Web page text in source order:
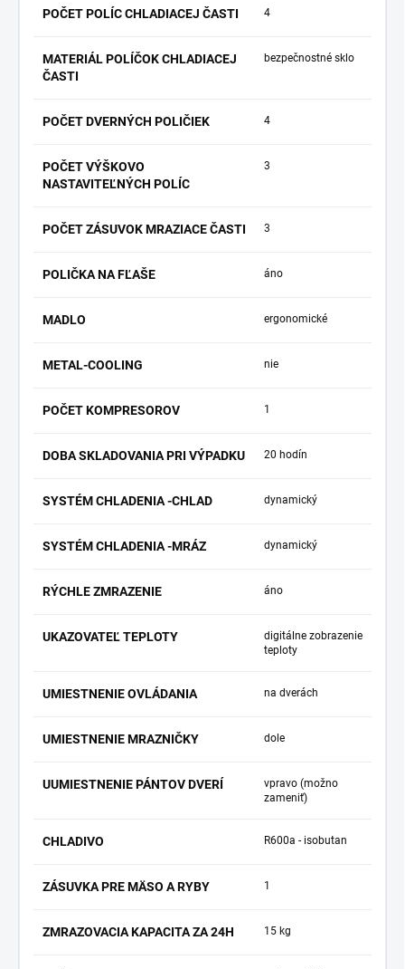
POČET POLÍC CHLADIACEJ ČASTI 4
MATERIÁL POLÍČOK CHLADIACEJ
ČASTI
bezpečnostné sklo
POČET DVERNÝCH POLIČIEK 4
POČET VÝŠKOVO
NASTAVITEĽNÝCH POLÍC
3
POČET ZÁSUVOK MRAZIACE ČASTI 3
POLIČKA NA FĽAŠE áno
MADLO ergonomické
METAL-COOLING nie
POČET KOMPRESOROV 1
DOBA SKLADOVANIA PRI VÝPADKU 20 hodín
SYSTÉM CHLADENIA -CHLAD dynamický
SYSTÉM CHLADENIA -MRÁZ dynamický
RÝCHLE ZMRAZENIE áno
UKAZOVATEĽ TEPLOTY
digitálne zobrazenie
teploty
UMIESTNENIE OVLÁDANIA na dverách
UMIESTNENIE MRAZNIČKY dole
UUMIESTNENIE PÁNTOV DVERÍ
vpravo (možno
zameniť)
CHLADIVO R600a - isobutan
ZÁSUVKA PRE MÄSO A RYBY 1
ZMRAZOVACIA KAPACITA ZA 24H 15 kg